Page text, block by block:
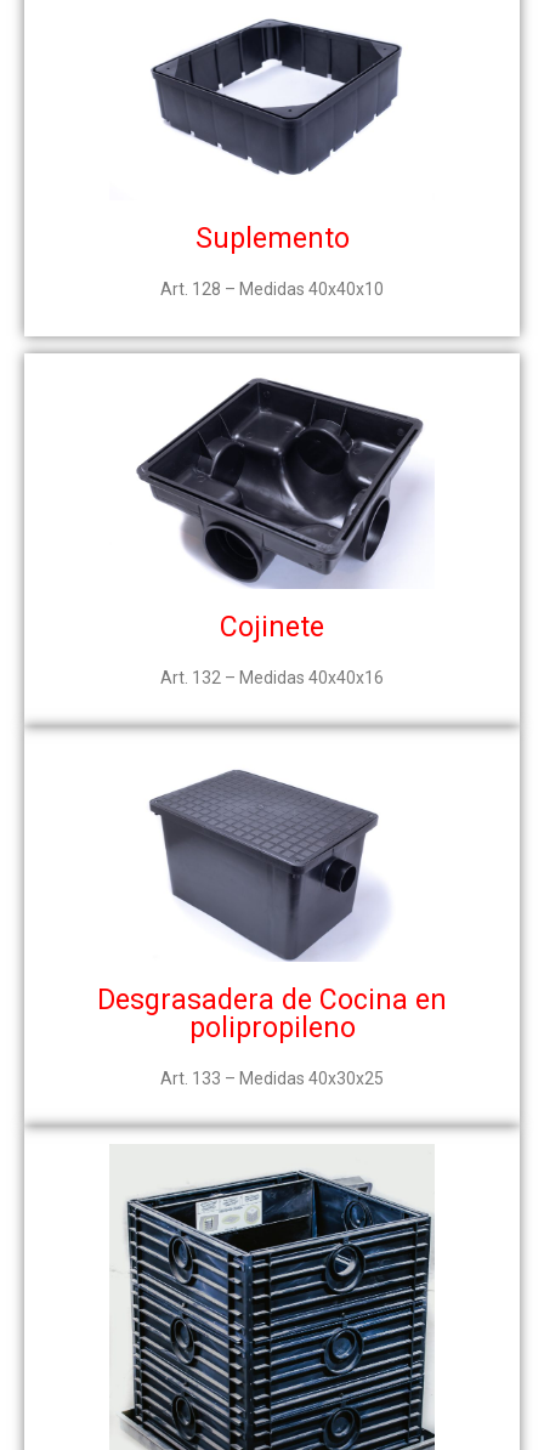
Suplemento
Art. 128 – Medidas 40x40x10
Cojinete
Art. 132 – Medidas 40x40x16
Desgrasadera de Cocina en
polipropileno
Art. 133 – Medidas 40x30x25